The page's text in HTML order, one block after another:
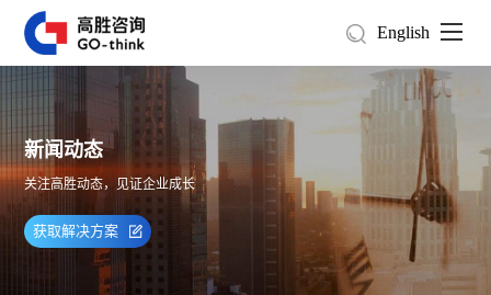
English
新闻动态
关注高胜动态，见证企业成长
获取解决方案